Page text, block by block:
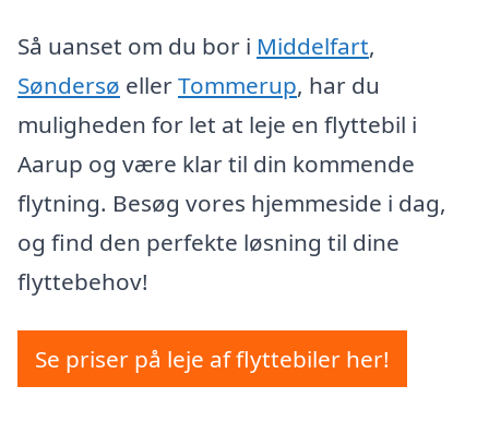
Så uanset om du bor i Middelfart,
Søndersø ellerTommerup, har du
muligheden for let at leje en flyttebil i
Aarup og være klar til din kommende
flytning. Besøg vores hjemmeside i dag,
og find den perfekte løsning til dine
flyttebehov!
Se priser på leje af flyttebiler her!